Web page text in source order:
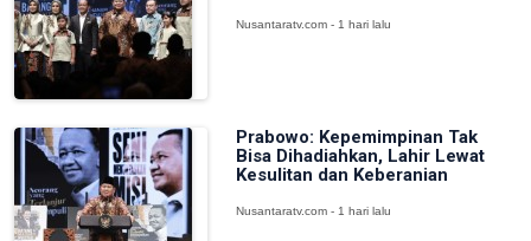
Nusantaratv.com - 1 hari lalu
Prabowo: Kepemimpinan Tak
Bisa Dihadiahkan, Lahir Lewat
Kesulitan dan Keberanian
Nusantaratv.com - 1 hari lalu